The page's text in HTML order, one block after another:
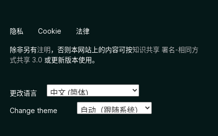
隐私 Cookie 法律
除非另有注明，否则本网站上的内容可按知识共享 署名-相同方
式共享 3.0 或更新版本使用。
更改语言
Change theme